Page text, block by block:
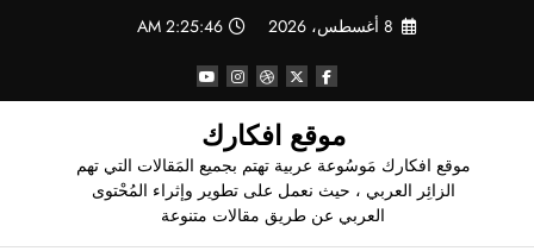
8 أغسطس، 2026 2:25:47 AM
موقع افكارك
موقع افكارك مَوسُوعة عربية تهتم بجميع المَقالات التي تهم
الزائِر العربي ، حيث نعمل على تطوير وإثراء المُحْتوى
العربي عن طريق مقالات متنوعة